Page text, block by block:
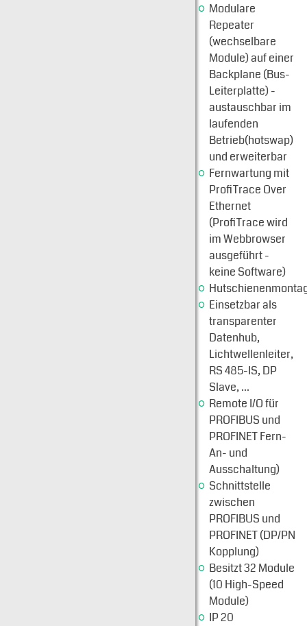
Modulare
Repeater
(wechselbare
Module) auf einer
Backplane (Bus-
Leiterplatte) -
austauschbar im
laufenden
Betrieb(hotswap)
und erweiterbar
Fernwartung mit
ProfiTrace Over
Ethernet
(ProfiTrace wird
im Webbrowser
ausgeführt -
keine Software)
Einsetzbar als
transparenter
Datenhub,
Lichtwellenleiter,
RS 485-IS, DP
Slave, ...
Remote I/O für
PROFIBUS und
PROFINET Fern-
An- und
Ausschaltung)
Schnittstelle
zwischen
PROFIBUS und
PROFINET (DP/PN
Kopplung)
Besitzt 32 Module
(10 High-Speed
Module)
IP 20